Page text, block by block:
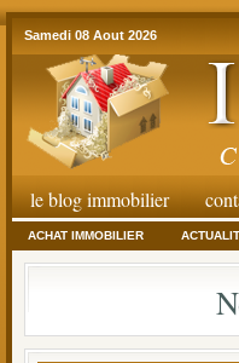
Samedi 08 Aout 2026
le blog immobilier
ACHAT IMMOBILIER